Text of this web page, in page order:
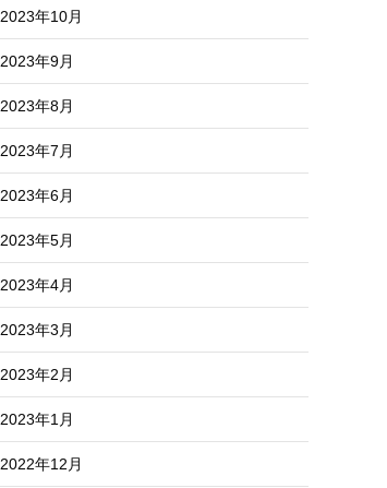
2023年10月
2023年9月
2023年8月
2023年7月
2023年6月
2023年5月
2023年4月
2023年3月
2023年2月
2023年1月
2022年12月